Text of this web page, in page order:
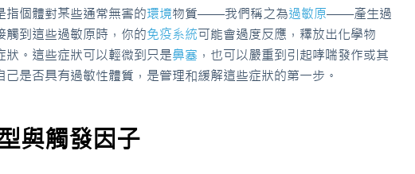
指個體對某些通常無害的環境物質——我們稱之為過敏原——產生過
觸到這些過敏原時，你的免疫系統可能會過度反應，釋放出化學物
狀。這些症狀可以輕微到只是鼻塞 ，也可以嚴重到引起哮喘發作或其
是否具有過敏性體質，是管理和緩解這些症狀的第一步。
與觸發因子